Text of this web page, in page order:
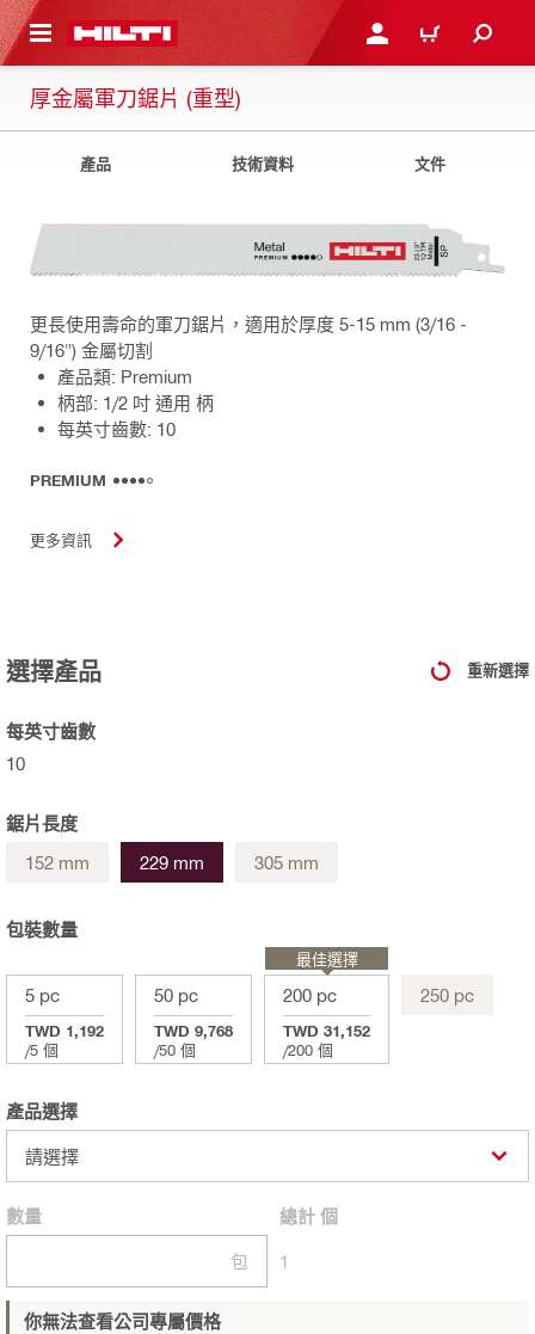
主要內容 登入或註冊購物車
厚金屬軍刀鋸片 (重型)
產品 技術資料 文件
更長使用壽命的軍刀鋸片，適用於厚度 5-15 mm (3/16 -
9/16") 金屬切割
產品類: Premium
柄部: 1/2 吋 通用 柄
每英寸齒數: 10
PREMIUM
更多資訊
選擇產品 重新選擇
每英寸齒數
10
鋸片長度
152 mm
229 mm 305 mm
包裝數量
5 pc
TWD 1,192
/5 個
50 pc
TWD 9,768
/50 個
200 pc
TWD 31,152
/200 個
最佳選擇
250 pc
產品選擇
請選擇
數量
包
總計 個
1
你無法查看公司專屬價格